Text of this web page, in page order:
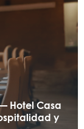
Hotel Casa
y